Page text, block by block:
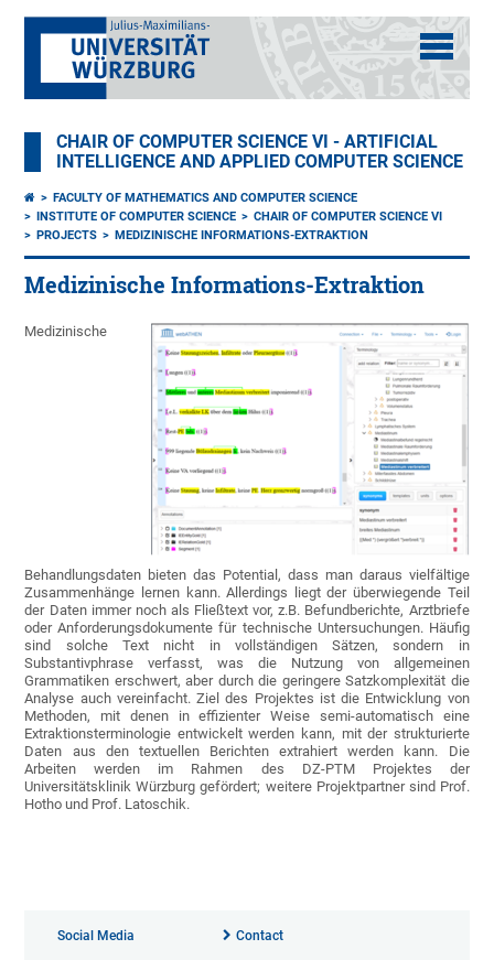
CHAIR OF COMPUTER SCIENCE VI - ARTIFICIAL
INTELLIGENCE AND APPLIED COMPUTER SCIENCE
FACULTY OF MATHEMATICS AND COMPUTER SCIENCE
INSTITUTE OF COMPUTER SCIENCE
CHAIR OF COMPUTER SCIENCE VI
PROJECTS
MEDIZINISCHE INFORMATIONS-EXTRAKTION
Medizinische Informations-Extraktion
Medizinische
Behandlungsdaten bieten das Potential, dass man daraus vielfältige
Zusammenhänge lernen kann. Allerdings liegt der überwiegende Teil
der Daten immer noch als Fließtext vor, z.B. Befundberichte, Arztbriefe
oder Anforderungsdokumente für technische Untersuchungen. Häufig
sind solche Text nicht in vollständigen Sätzen, sondern in
Substantivphrase verfasst, was die Nutzung von allgemeinen
Grammatiken erschwert, aber durch die geringere Satzkomplexität die
Analyse auch vereinfacht. Ziel des Projektes ist die Entwicklung von
Methoden, mit denen in effizienter Weise semi-automatisch eine
Extraktionsterminologie entwickelt werden kann, mit der strukturierte
Daten aus den textuellen Berichten extrahiert werden kann. Die
Arbeiten werden im Rahmen des DZ-PTM Projektes der
Universitätsklinik Würzburg gefördert; weitere Projektpartner sind Prof.
Hotho und Prof. Latoschik.
Social Media Contact